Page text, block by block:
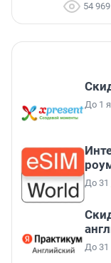
54 969
До 1
До 31
До 31